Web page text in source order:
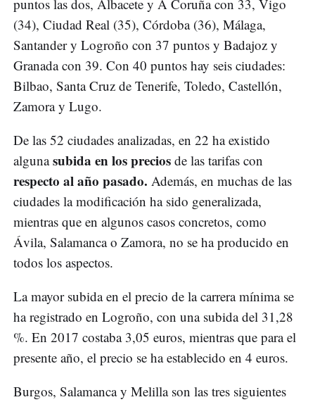
puntos las dos, Albacete y A Coruña con 33, Vigo
(34), Ciudad Real (35), Córdoba (36), Málaga,
Santander y Logroño con 37 puntos y Badajoz y
Granada con 39. Con 40 puntos hay seis ciudades:
Bilbao, Santa Cruz de Tenerife, Toledo, Castellón,
Zamora y Lugo.
De las 52 ciudades analizadas, en 22 ha existido
algunasubida en los precios de las tarifas con
respecto al año pasado. Además, en muchas de las
ciudades la modificación ha sido generalizada,
mientras que en algunos casos concretos, como
Ávila, Salamanca o Zamora, no se ha producido en
todos los aspectos.
La mayor subida en el precio de la carrera mínima se
ha registrado en Logroño, con una subida del 31,28
%. En 2017 costaba 3,05 euros, mientras que para el
presente año, el precio se ha establecido en 4 euros.
Burgos, Salamanca y Melilla son las tres siguientes